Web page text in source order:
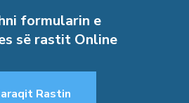
formularin e
së rastit Online
Rastin